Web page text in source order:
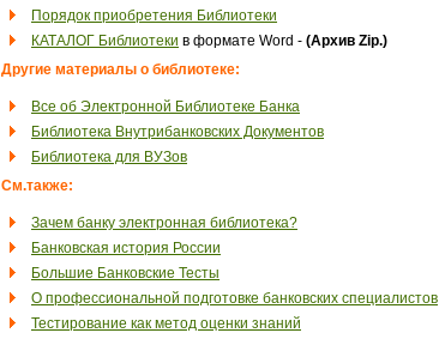
Порядок приобретения Библиотеки
КАТАЛОГ Библиотеки в формате Word - (Архив Zip.)
Другие материалы о библиотеке:
Все об Электронной Библиотеке Банка
Библиотека Внутрибанковских Документов
Библиотека для ВУЗов
См.также:
Зачем банку электронная библиотека?
Банковская история России
Большие Банковские Тесты
О профессиональной подготовке банковских специалистов
Тестирование как метод оценки знаний